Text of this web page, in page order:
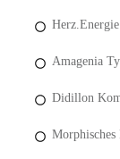
Amagenia
Didillon